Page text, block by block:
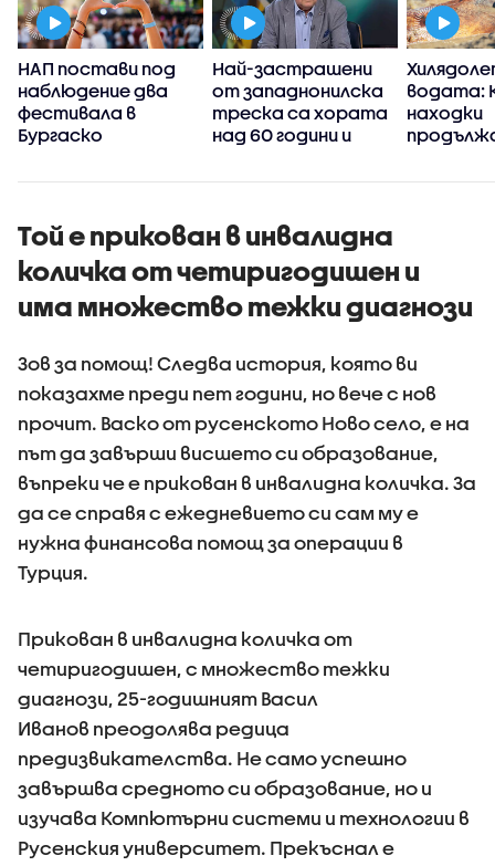
НАП постави под
наблюдение два
фестивала в
Бургаско
Най-застрашени
от западнонилска
треска са хората
над 60 години и
дефицит
водата:
находки
Дунав
Той е прикован в инвалидна
количка от четиригодишен и
има множество тежки диагнози
Зов за помощ! Следва история, която ви
показахме преди пет години, но вече с нов
прочит. Васко от русенското Ново село, е на
път да завърши висшето си образование,
въпреки че е прикован в инвалидна количка. За
да се справя с ежедневието си сам му е
нужна финансова помощ за операции в
Турция.
Прикован в инвалидна количка от
четиригодишен, с множество тежки
диагнози, 25-годишният Васил
Иванов преодолява редица
предизвикателства. Не само успешно
завършва средното си образование, но и
изучава Компютърни системи и технологии в
Русенския университет. Прекъснал е